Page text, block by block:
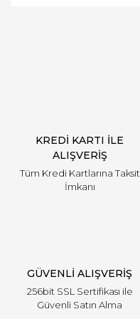
KREDİ KARTI İLE
ALIŞVERİŞ
Tüm Kredi Kartlarına Taksit
İmkanı
GÜVENLİ ALIŞVERİŞ
256bit SSL Sertifikası ile
Güvenli Satın Alma